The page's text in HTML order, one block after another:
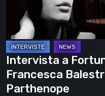
Balestri,
autrici
di
Parthenope
Intervista a
Francesca
Parthenope